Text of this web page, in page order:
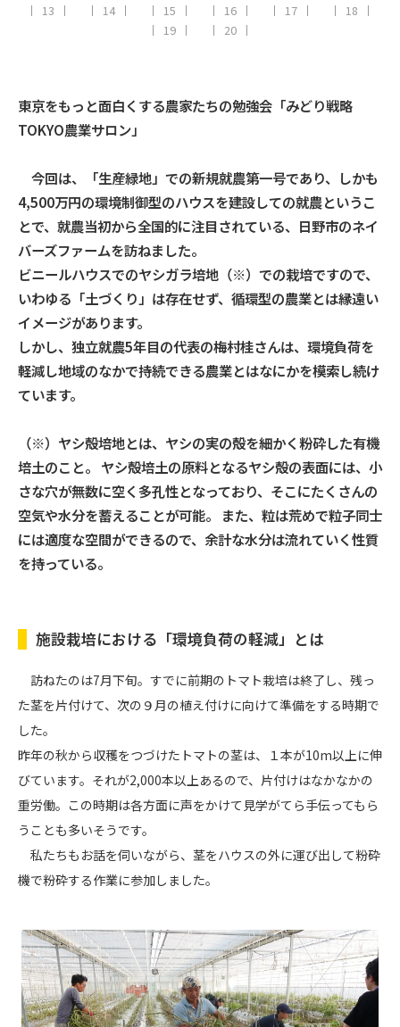
13
14 15 16 17
18
19
20
東京をもっと面白くする農家たちの勉強会「みどり戦略
TOKYO農業サロン」
今回は、「生産緑地」での新規就農第一号であり、しかも
4,500万円の環境制御型のハウスを建設しての就農というこ
とで、就農当初から全国的に注目されている、日野市のネイ
バーズファームを訪ねました。
ビニールハウスでのヤシガラ培地（※）での栽培ですので、
いわゆる「土づくり」は存在せず、循環型の農業とは縁遠い
イメージがあります。
しかし、独立就農5年目の代表の梅村桂さんは、環境負荷を
軽減し地域のなかで持続できる農業とはなにかを模索し続け
ています。
（※）ヤシ殻培地とは、ヤシの実の殻を細かく粉砕した有機
培土のこと。 ヤシ殻培土の原料となるヤシ殻の表面には、小
さな穴が無数に空く多孔性となっており、そこにたくさんの
空気や水分を蓄えることが可能。 また、粒は荒めで粒子同士
には適度な空間ができるので、余計な水分は流れていく性質
を持っている。
施設栽培における「環境負荷の軽減」とは
訪ねたのは7月下旬。すでに前期のトマト栽培は終了し、残っ
た茎を片付けて、次の９月の植え付けに向けて準備をする時期で
した。
昨年の秋から収穫をつづけたトマトの茎は、１本が10m以上に伸
びています。それが2,000本以上あるので、片付けはなかなかの
重労働。この時期は各方面に声をかけて見学がてら手伝ってもら
うことも多いそうです。
私たちもお話を伺いながら、茎をハウスの外に運び出して粉砕
機で粉砕する作業に参加しました。